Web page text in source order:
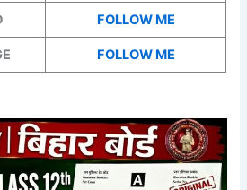
FOLLOW ME
FOLLOW ME